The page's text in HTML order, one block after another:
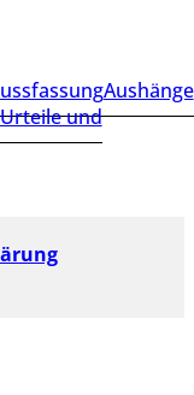
Aushänge
Urteile und